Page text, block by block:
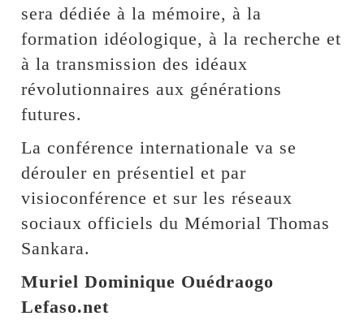
sera dédiée à la mémoire, à la
formation idéologique, à la recherche et
à la transmission des idéaux
révolutionnaires aux générations
futures.
La conférence internationale va se
dérouler en présentiel et par
visioconférence et sur les réseaux
sociaux officiels du Mémorial Thomas
Sankara.
Muriel Dominique Ouédraogo
Lefaso.net